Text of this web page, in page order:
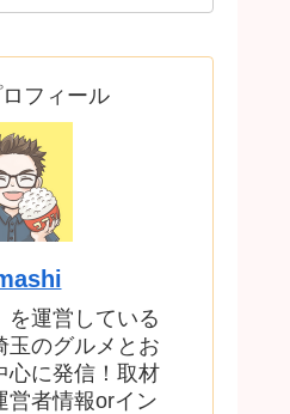
フィール
を運営している
玉のグルメとお
心に発信！取材
営者情報orイン